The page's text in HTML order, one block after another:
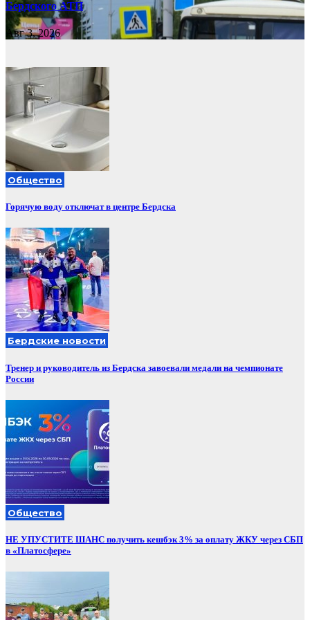
Бердского АТП
Авг 3, 2026
Общество
Горячую воду отключат в центре Бердска
Бердские новости
Тренер и руководитель из Бердска завоевали медали на чемпионате
России
Общество
НЕ УПУСТИТЕ ШАНС получить кешбэк 3% за оплату ЖКУ через СБП
в «Платосфере»